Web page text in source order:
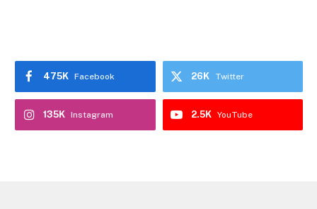
Facebook
475K Twitter
26K
Instagram
135K YouTube
2.5K